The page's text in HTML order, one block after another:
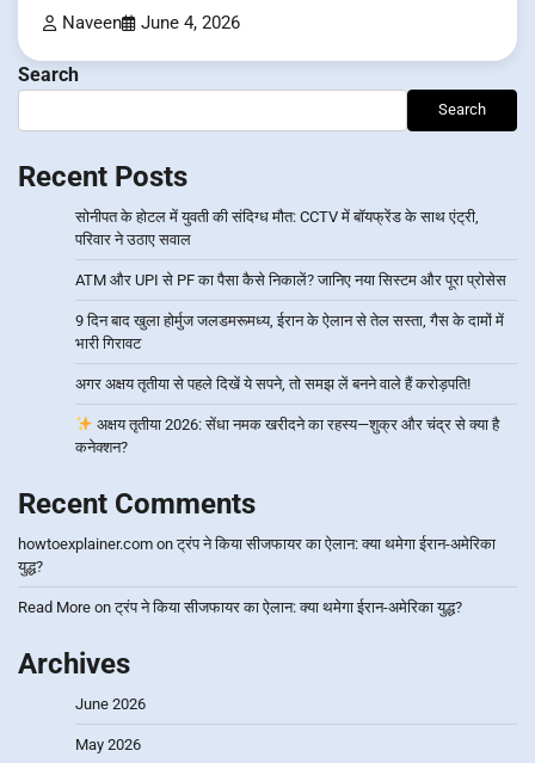
Naveen June 4, 2026
Search
Search
Recent Posts
सोनीपत के होटल में युवती की संदिग्ध मौत: CCTV में बॉयफ्रेंड के साथ एंट्री,
परिवार ने उठाए सवाल
ATM और UPI से PF का पैसा कैसे निकालें? जानिए नया सिस्टम और पूरा प्रोसेस
9 दिन बाद खुला होर्मुज जलडमरूमध्य, ईरान के ऐलान से तेल सस्ता, गैस के दामों में
भारी गिरावट
अगर अक्षय तृतीया से पहले दिखें ये सपने, तो समझ लें बनने वाले हैं करोड़पति!
अक्षय तृतीया 2026: सेंधा नमक खरीदने का रहस्य—शुक्र और चंद्र से क्या है
कनेक्शन?
Recent Comments
howtoexplainer.com onट्रंप ने किया सीजफायर का ऐलान: क्या थमेगा ईरान-अमेरिका
युद्ध?
Read More onट्रंप ने किया सीजफायर का ऐलान: क्या थमेगा ईरान-अमेरिका युद्ध?
Archives
June 2026
May 2026